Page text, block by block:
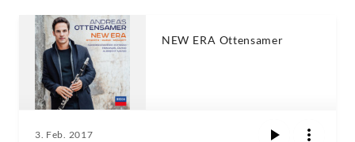
NEW ERA Ottensamer
3. Feb. 2017